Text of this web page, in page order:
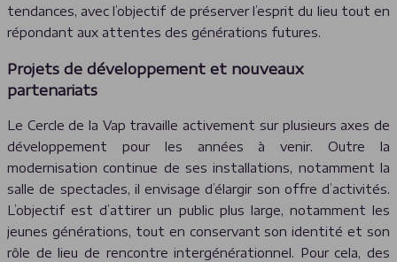
tendances, avec l’objectif de préserver l’esprit du lieu tout en
répondant aux attentes des générations futures.
Projets de développement et nouveaux
partenariats
Le Cercle de la Vap travaille activement sur plusieurs axes de
développement pour les années à venir. Outre la
modernisation continue de ses installations, notamment la
salle de spectacles, il envisage d’élargir son offre d’activités.
L’objectif est d’attirer un public plus large, notamment les
jeunes générations, tout en conservant son identité et son
rôle de lieu de rencontre intergénérationnel. Pour cela, des